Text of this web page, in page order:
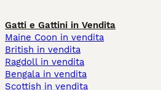
Gatti e Gattini in Vendita
Maine Coon in vendita
British in vendita
Ragdoll in vendita
Bengala in vendita
Scottish in vendita